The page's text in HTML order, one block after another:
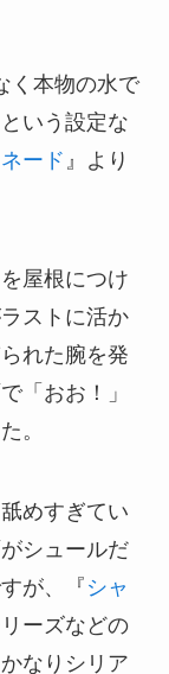
く本物の水で
いう設定な
ード 』より
屋根につけ
ストに活か
れた腕を発
「おお！」
。
めすぎてい
シュールだ
が、『 シャ
ーズなどの
なりシリア